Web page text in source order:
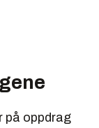
på oppdrag